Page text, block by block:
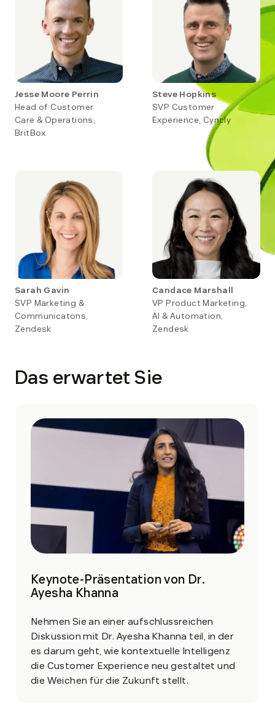
Jesse Moore Perrin
Head of Customer
Care & Operations,
BritBox
Steve Hopkins
SVP Customer
Experience, Cyncly
Sarah Gavin
SVP Marketing &
Communicatons,
Zendesk
Candace Marshall
VP Product Marketing,
AI & Automation,
Zendesk
Das erwartet Sie
Keynote-Präsentation von Dr.
Ayesha Khanna
Nehmen Sie an einer aufschlussreichen
Diskussion mit Dr. Ayesha Khanna teil, in der
es darum geht, wie kontextuelle Intelligenz
die Customer Experience neu gestaltet und
die Weichen für die Zukunft stellt.